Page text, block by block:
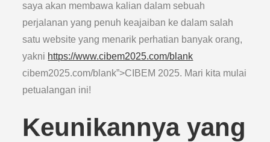
saya akan membawa kalian dalam sebuah
perjalanan yang penuh keajaiban ke dalam salah
satu website yang menarik perhatian banyak orang,
yakni https://www.cibem2025.com/blank
cibem2025.com/blank”>CIBEM 2025. Mari kita mulai
petualangan ini!
Keunikannya yang